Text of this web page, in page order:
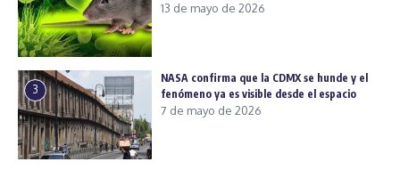
13 de mayo de 2026
3
NASA confirma que la CDMX se hunde y el
fenómeno ya es visible desde el espacio
7 de mayo de 2026